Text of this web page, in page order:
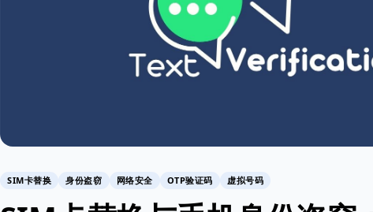
SIM卡替换 身份盗窃 网络安全 OTP验证码 虚拟号码